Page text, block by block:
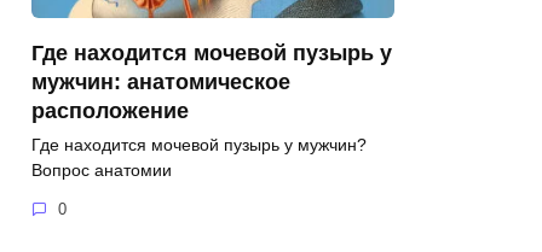
Где находится мочевой пузырь у
мужчин: анатомическое
расположение
Где находится мочевой пузырь у мужчин?
Вопрос анатомии
0